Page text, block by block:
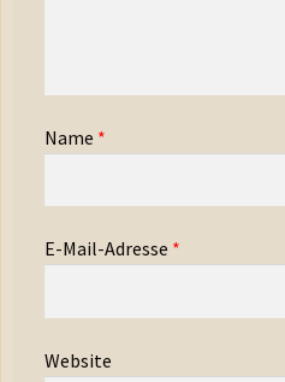
Name *
E-Mail-Adresse *
Website